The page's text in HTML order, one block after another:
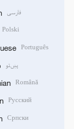
فارسی
Polski
Português
پښتو
Română
Русский
Српски